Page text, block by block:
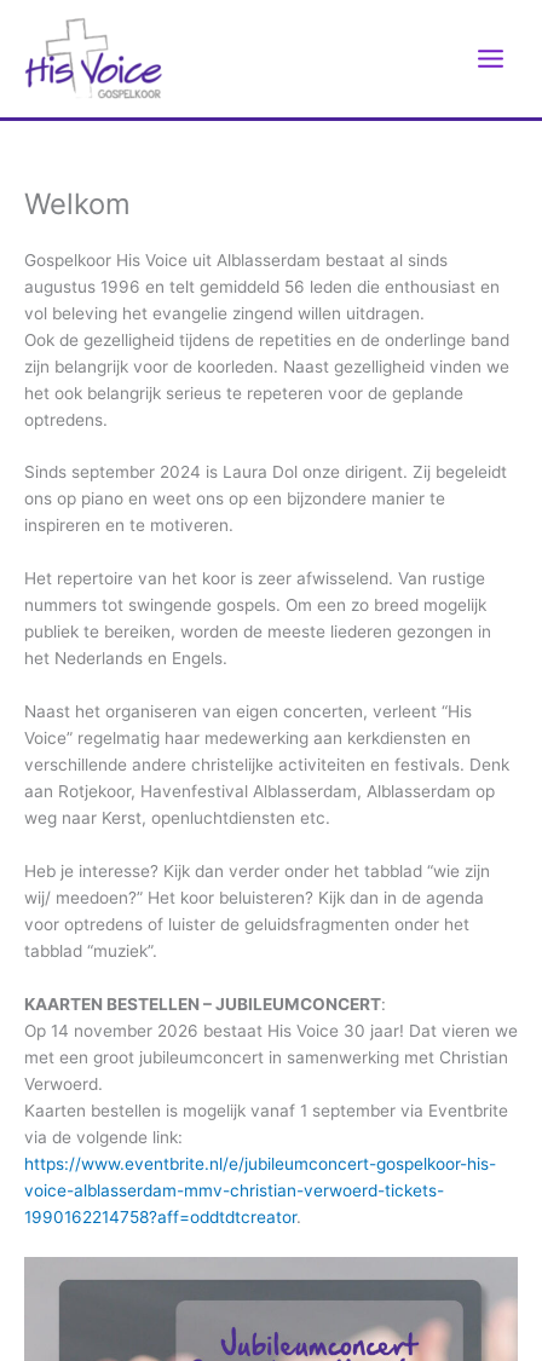
inhoud
Welkom
Gospelkoor His Voice uit Alblasserdam bestaat al sinds
augustus 1996 en telt gemiddeld 56 leden die enthousiast en
vol beleving het evangelie zingend willen uitdragen.
Ook de gezelligheid tijdens de repetities en de onderlinge band
zijn belangrijk voor de koorleden. Naast gezelligheid vinden we
het ook belangrijk serieus te repeteren voor de geplande
optredens.
Sinds september 2024 is Laura Dol onze dirigent. Zij begeleidt
ons op piano en weet ons op een bijzondere manier te
inspireren en te motiveren.
Het repertoire van het koor is zeer afwisselend. Van rustige
nummers tot swingende gospels. Om een zo breed mogelijk
publiek te bereiken, worden de meeste liederen gezongen in
het Nederlands en Engels.
Naast het organiseren van eigen concerten, verleent “His
Voice” regelmatig haar medewerking aan kerkdiensten en
verschillende andere christelijke activiteiten en festivals. Denk
aan Rotjekoor, Havenfestival Alblasserdam, Alblasserdam op
weg naar Kerst, openluchtdiensten etc.
Heb je interesse? Kijk dan verder onder het tabblad “wie zijn
wij/ meedoen?” Het koor beluisteren? Kijk dan in de agenda
voor optredens of luister de geluidsfragmenten onder het
tabblad “muziek”.
KAARTEN BESTELLEN – JUBILEUMCONCERT:
Op 14 november 2026 bestaat His Voice 30 jaar! Dat vieren we
met een groot jubileumconcert in samenwerking met Christian
Verwoerd.
Kaarten bestellen is mogelijk vanaf 1 september via Eventbrite
via de volgende link:
https://www.eventbrite.nl/e/jubileumconcert-gospelkoor-his-
voice-alblasserdam-mmv-christian-verwoerd-tickets-
1990162214758?aff=oddtdtcreator.